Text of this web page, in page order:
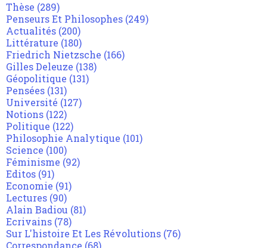
Thèse (289)
Penseurs Et Philosophes (249)
Actualités (200)
Littérature (180)
Friedrich Nietzsche (166)
Gilles Deleuze (138)
Géopolitique (131)
Pensées (131)
Université (127)
Notions (122)
Politique (122)
Philosophie Analytique (101)
Science (100)
Féminisme (92)
Editos (91)
Economie (91)
Lectures (90)
Alain Badiou (81)
Ecrivains (78)
Sur L'histoire Et Les Révolutions (76)